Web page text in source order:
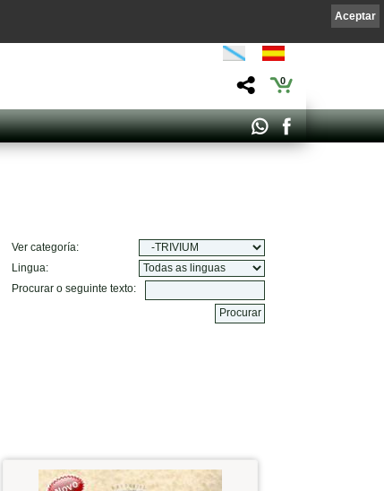
0
Ver categoría:
Lingua:
Procurar o seguinte texto:
Aceptar